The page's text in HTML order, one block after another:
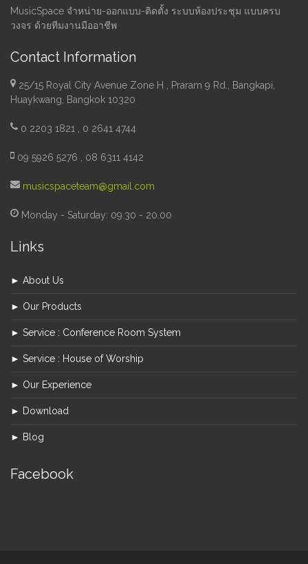
MusicSpace จำหน่าย-ออกแบบ-ติดตั้ง ระบบห้องประชุม แบบครบ
วงจร ด้วยทีมงานมืออาชีพ
Contact Information
25/15 Royal City Avenue Zone H , Praram 9 Rd., Bangkapi,
Huaykwang, Bangkok 10320
0 2203 1821 , 0 2641 4744
09 5926 5276 , 08 6311 4142
musicspaceteam@gmail.com
Monday - Saturday: 09.30 - 20.00
Links
► About Us
► Our Products
► Service : Conference Room System
► Service : House of Worship
► Our Experience
► Download
► Blog
Facebook